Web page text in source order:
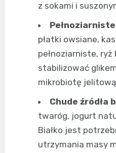
z sokami i
płatki owsiane,
pełnoziarniste, ryż
stabilizować
mikrobiotę
Chude źródła
twaróg, jogurt
Białko jest
utrzymania masy